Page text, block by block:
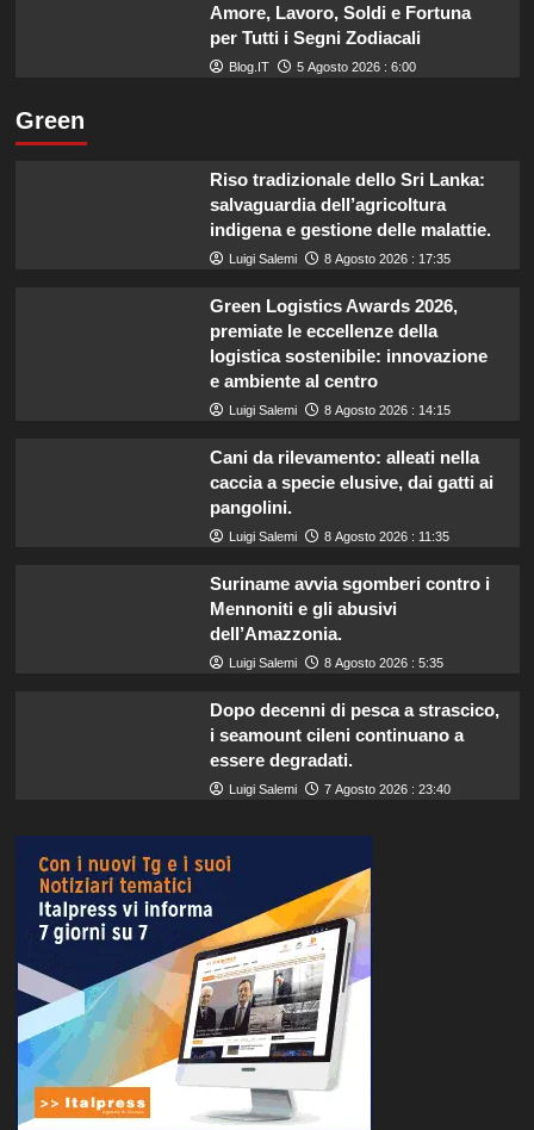
Amore, Lavoro, Soldi e Fortuna
per Tutti i Segni Zodiacali
Blog.IT 5 Agosto 2026 : 6:00
Green
Riso tradizionale dello Sri Lanka:
salvaguardia dell’agricoltura
indigena e gestione delle malattie.
Luigi Salemi 8 Agosto 2026 : 17:35
Green Logistics Awards 2026,
premiate le eccellenze della
logistica sostenibile: innovazione
e ambiente al centro
Luigi Salemi 8 Agosto 2026 : 14:15
Cani da rilevamento: alleati nella
caccia a specie elusive, dai gatti ai
pangolini.
Luigi Salemi 8 Agosto 2026 : 11:35
Suriname avvia sgomberi contro i
Mennoniti e gli abusivi
dell’Amazzonia.
Luigi Salemi 8 Agosto 2026 : 5:35
Dopo decenni di pesca a strascico,
i seamount cileni continuano a
essere degradati.
Luigi Salemi 7 Agosto 2026 : 23:40